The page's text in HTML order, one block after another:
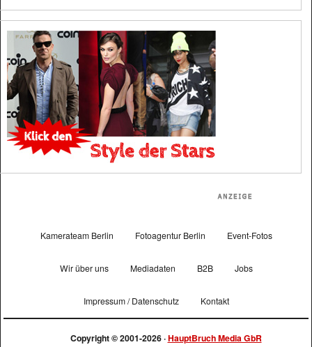
Kamerateam Berlin Fotoagentur Berlin Event-Fotos
Wir über uns Mediadaten B2B Jobs
Impressum / Datenschutz Kontakt
Copyright © 2001-2026 ·HauptBruch Media GbR